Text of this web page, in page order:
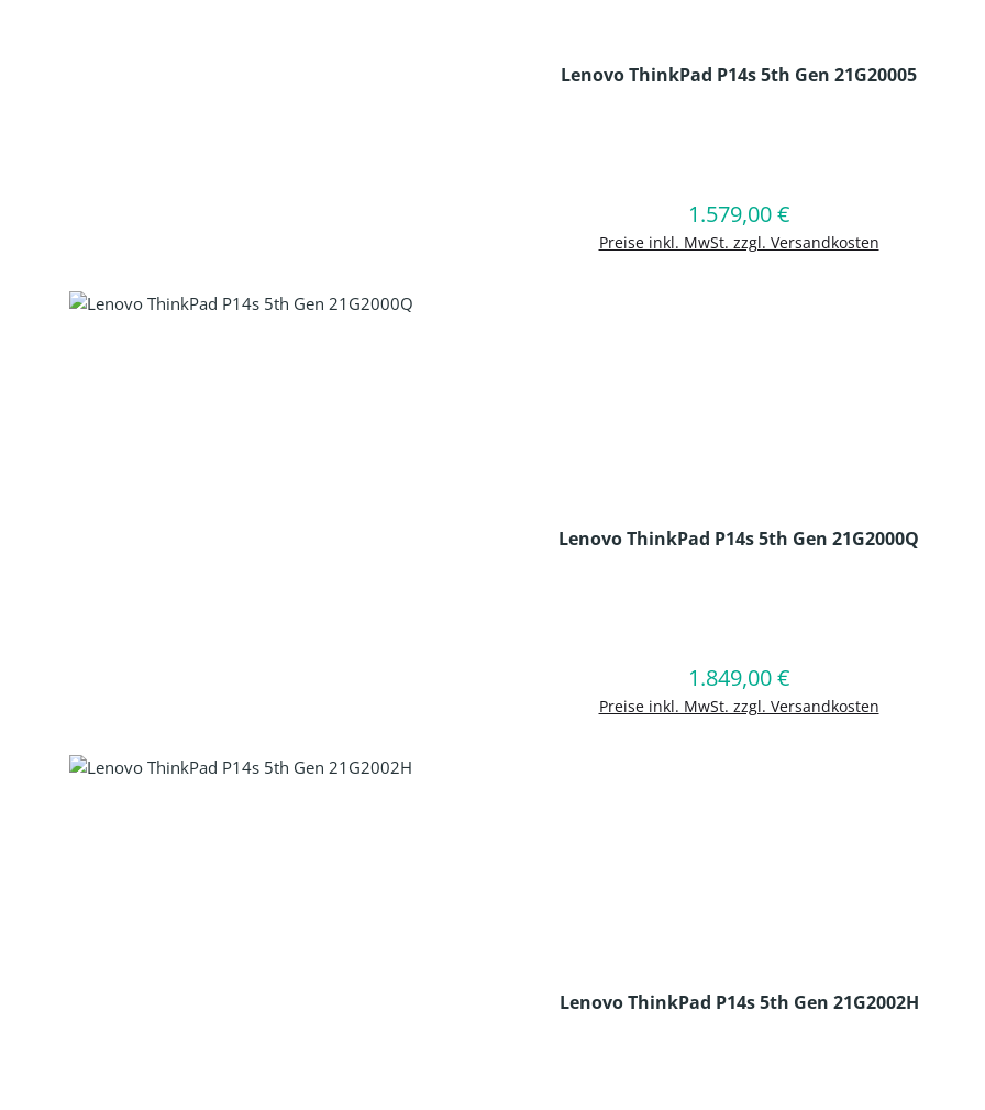
Lenovo ThinkPad P14s 5th Gen 21G20005
Regulärer Preis:
1.579,00 €
Preise inkl. MwSt. zzgl. Versandkosten
In den Warenkorb
Lenovo ThinkPad P14s 5th Gen 21G2000Q
Regulärer Preis:
1.849,00 €
Preise inkl. MwSt. zzgl. Versandkosten
In den Warenkorb
Lenovo ThinkPad P14s 5th Gen 21G2002H